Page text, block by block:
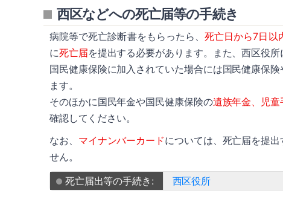
西区などへの死亡届等の手続き
病院等で死亡診断書をもらったら、死亡日から7日以
に死亡届を提出する必要があります。また、西区役
国民健康保険に加入されていた場合には国民健康保
ます。
そのほかに国民年金や国民健康保険の遺族年金、児
確認してください。
なお、 マイナンバーカードについては、死亡届を提
せん。
死亡届出等の手続き:
西区役所